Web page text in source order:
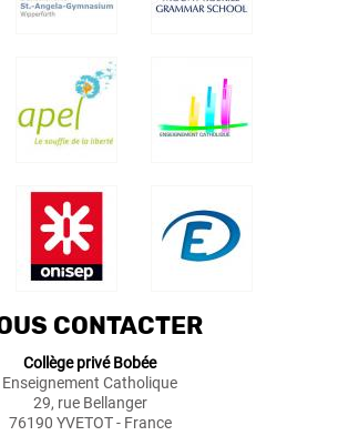
CONTACTER
Collège privé Bobée
Enseignement Catholique
29, rue Bellanger
76190 YVETOT - France